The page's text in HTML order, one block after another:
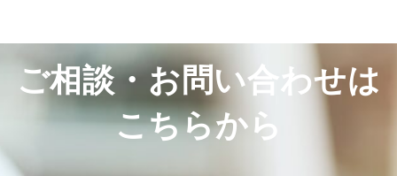
ご相談・お問い合わせは
こちらから